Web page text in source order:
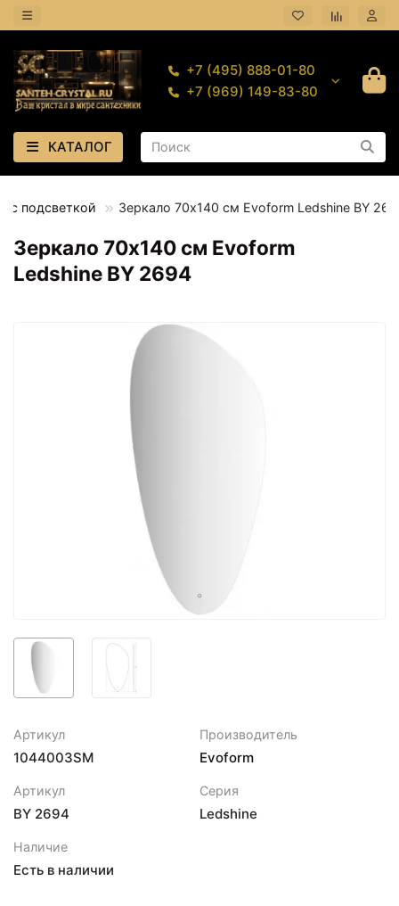
+7 (495) 888-01-80
+7 (969) 149-83-80
КАТАЛОГ
с подсветкой Зеркало 70х140 см Evoform Ledshine BY
Зеркало 70х140 см Evoform
Ledshine BY 2694
Артикул
1044003SM
Производитель
Evoform
Артикул
BY 2694
Серия
Ledshine
Наличие
Есть в наличии